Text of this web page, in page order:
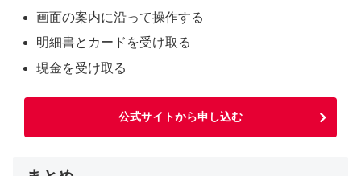
画面の案内に沿って操作する
明細書とカードを受け取る
現金を受け取る
公式サイトから申し込む